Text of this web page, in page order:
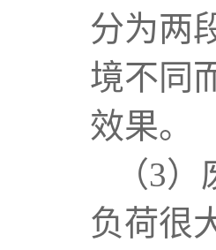
分为两
境不同
效果。
（3）
负荷很